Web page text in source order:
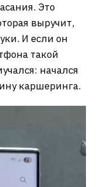
Это
выручит,
И если он
такой
начался
каршеринга.